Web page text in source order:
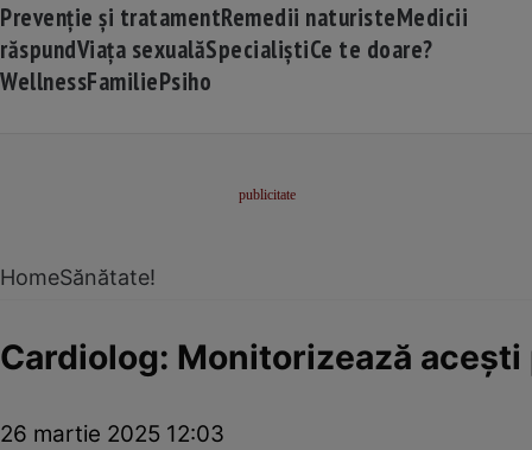
Prevenție și tratamentRemedii naturisteMedicii
răspundViața sexualăSpecialiștiCe te doare?
WellnessFamiliePsiho
HomeSănătate!
Cardiolog: Monitorizează
26 martie 2025 12:03